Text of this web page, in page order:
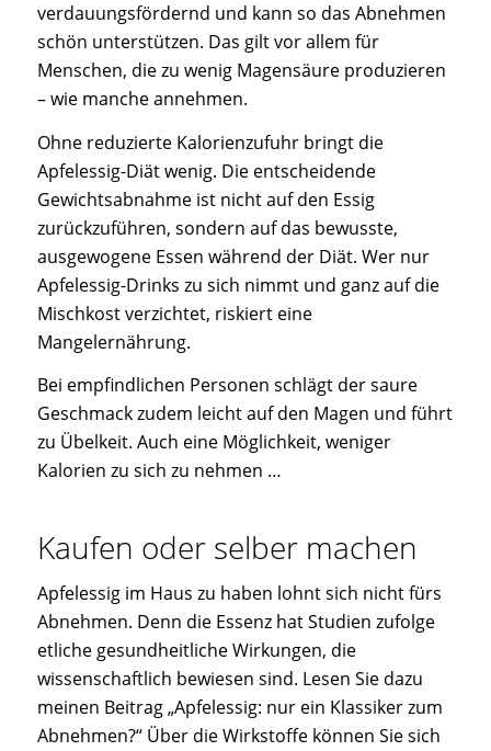
verdauungsfördernd und kann so das Abnehmen
schön unterstützen. Das gilt vor allem für
Menschen, die zu wenig Magensäure produzieren
– wie manche annehmen.
Ohne reduzierte Kalorienzufuhr bringt die
Apfelessig-Diät wenig. Die entscheidende
Gewichtsabnahme ist nicht auf den Essig
zurückzuführen, sondern auf das bewusste,
ausgewogene Essen während der Diät. Wer nur
Apfelessig-Drinks zu sich nimmt und ganz auf die
Mischkost verzichtet, riskiert eine
Mangelernährung.
Bei empfindlichen Personen schlägt der saure
Geschmack zudem leicht auf den Magen und führt
zu Übelkeit. Auch eine Möglichkeit, weniger
Kalorien zu sich zu nehmen …
Kaufen oder selber machen
Apfelessig im Haus zu haben lohnt sich nicht fürs
Abnehmen. Denn die Essenz hat Studien zufolge
etliche gesundheitliche Wirkungen, die
wissenschaftlich bewiesen sind. Lesen Sie dazu
meinen Beitrag „Apfelessig: nur ein Klassiker zum
Abnehmen?“ Über die Wirkstoffe können Sie sich